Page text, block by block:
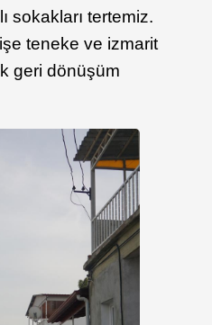
sokakları tertemiz.
teneke ve izmarit
geri dönüşüm